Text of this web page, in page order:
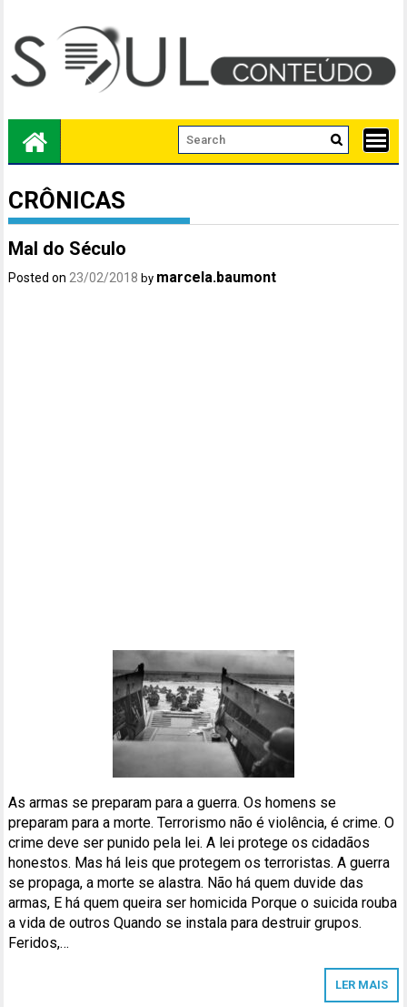
content
CRÔNICAS
Mal do Século
Posted on23/02/2018 by marcela.baumont
As armas se preparam para a guerra. Os homens se
preparam para a morte. Terrorismo não é violência, é crime. O
crime deve ser punido pela lei. A lei protege os cidadãos
honestos. Mas há leis que protegem os terroristas. A guerra
se propaga, a morte se alastra. Não há quem duvide das
armas, E há quem queira ser homicida Porque o suicida rouba
a vida de outros Quando se instala para destruir grupos.
Feridos,…
LER MAIS